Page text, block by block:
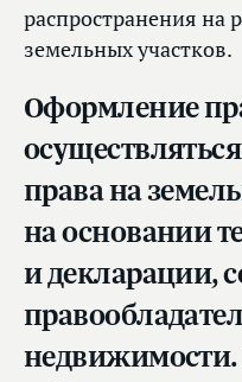
распространения на
земельных участков.
Оформление
права на
на основании
и декларации,